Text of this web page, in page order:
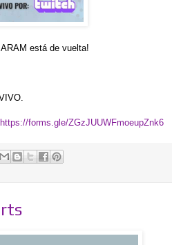
está de vuelta!
https://forms.gle/ZGzJUUWFmoeupZnk6